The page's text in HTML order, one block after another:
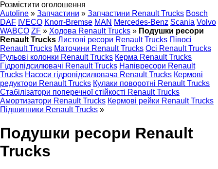
Розмістити оголошення
Autoline » Запчастини » Запчастини Renault Trucks Bosch
DAF IVECO Knorr-Bremse MAN Mercedes-Benz Scania Volvo
WABCO ZF » Ходова Renault Trucks » Подушки ресори
Renault Trucks Листові ресори Renault Trucks Півосі
Renault Trucks Маточини Renault Trucks Осі Renault Trucks
Рульові колонки Renault Trucks Керма Renault Trucks
Гідропідсилювачі Renault Trucks Напівресори Renault
Trucks Насоси гідропідсилювача Renault Trucks Кермові
редуктори Renault Trucks Кулаки поворотні Renault Trucks
Стабілізатори поперечної стійкості Renault Trucks
Амортизатори Renault Trucks Кермові рейки Renault Trucks
Підшипники Renault Trucks »
Подушки ресори Renault
Trucks